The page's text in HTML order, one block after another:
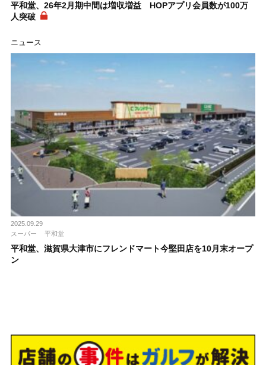
平和堂、26年2月期中間は増収増益 HOPアプリ会員数が100万
人突破
ニュース
2025.09.29
スーパー
平和堂
平和堂、滋賀県大津市にフレンドマート今堅田店を10月末オープ
ン